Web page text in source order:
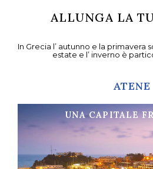
ALLUNGA LA
In Grecia l’ autunno e la primavera
estate e l’ inverno è
ATENE
UNA CAPITALE
Cultura e